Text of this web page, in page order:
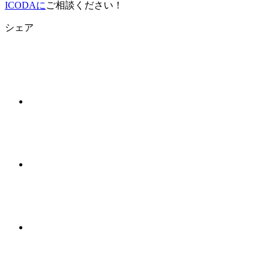
ICODAに ご相談ください！
シェア